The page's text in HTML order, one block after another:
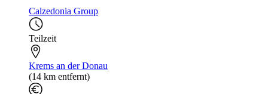
Calzedonia Group
Teilzeit
Krems an der Donau
(14 km entfernt)